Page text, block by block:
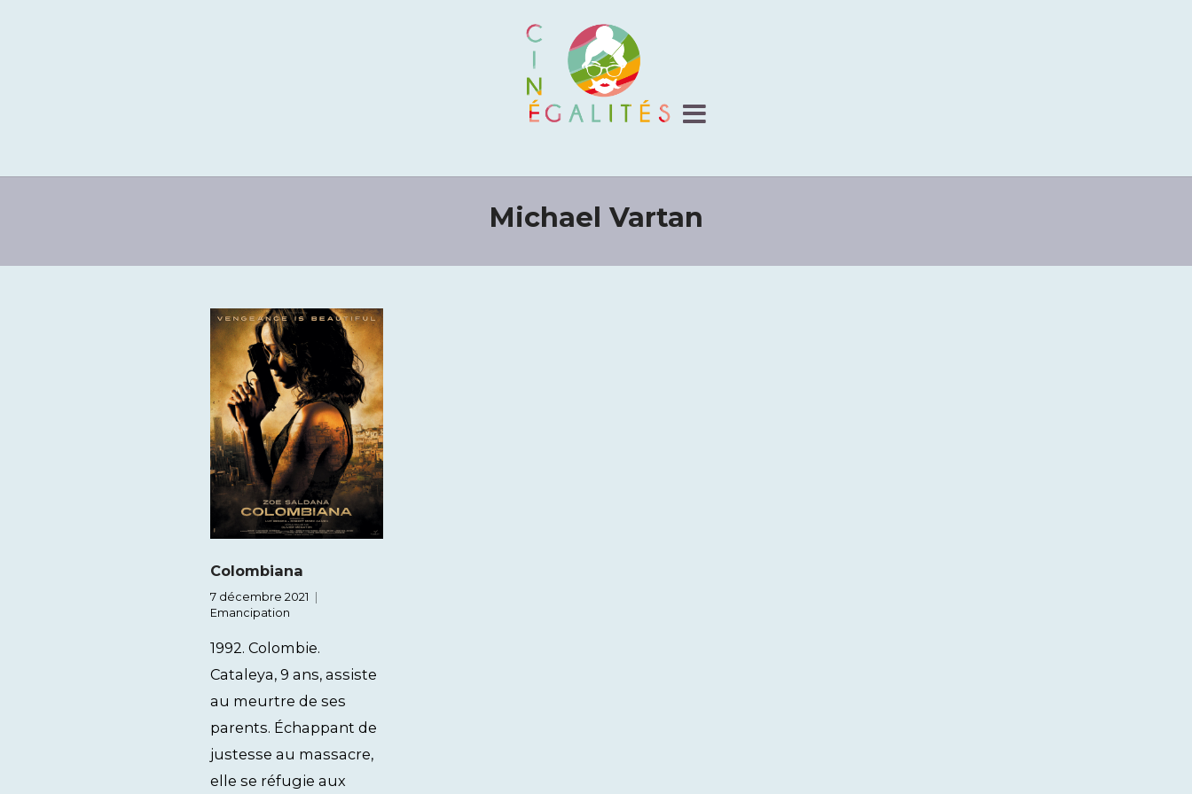
Michael Vartan
Colombiana
7 décembre 2021
Emancipation
1992. Colombie.
Cataleya, 9 ans, assiste
au meurtre de ses
parents. Échappant de
justesse au massacre,
elle se réfugie aux